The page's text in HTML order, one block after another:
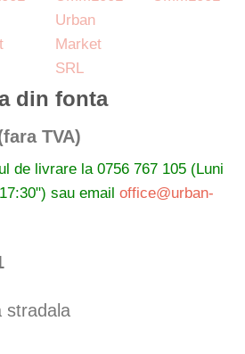
din fonta
€
€
TVA)
de livrare la 0756 767 105 (Luni
sau email office@urban-
stradala